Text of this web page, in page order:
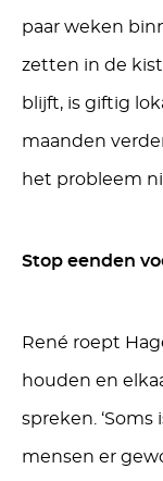
paar weken
zetten in de
blijft, is giftig
maanden
het probleem
Stop eenden
René roept
houden en
spreken.
mensen er